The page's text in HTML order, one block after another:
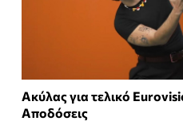
Ακύλας για τελικό
Αποδόσεις